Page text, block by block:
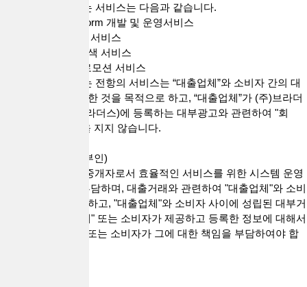
1. "회사"가 제공하는 서비스는 다음과 같습니다.
1) 대출직거래 Platform 개발 및 운영서비스
① 실시간 대출문의 서비스
② 대출업체 정보검색 서비스
2) 광고 집행 및 프로모션 서비스
2. "회사"가 제공하는 전항의 서비스는 “대출업체”와 소비자 간의 대
출직거래 중개를 위한 것을 목적으로 하고, “대출업체”가 (주)브라더
스네트워크(대출브라더스)에 등록하는 대부광고와 관련하여 "회
사"는 일체의 책임을 지지 않습니다.
제5조(대리행위의 부인)
"회사"는 통신판매 중개자로서 효율적인 서비스를 위한 시스템 운영
및 관리 책임만을 부담하며, 대출거래와 관련하여 "대출업체"와 소비
자를 대리하지 아니하고, "대출업체"와 소비자 사이에 성립된 대부거
래계약 및 "대출업체" 또는 소비자가 제공하고 등록한 정보에 대해서
는 해당 "대출업체" 또는 소비자가 그에 대한 책임을 부담하여야 합